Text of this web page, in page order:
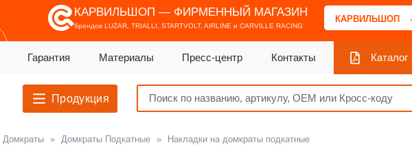
КАРВИЛЬШОП — ФИРМЕННЫЙ МАГАЗИН
брендов LUZAR, TRIALLI, STARTVOLT, AIRLINE и CARVILLE RACING
КАРВИЛЬШОП
Гарантия Материалы Пресс-центр Контакты Каталог
Продукция
Домкраты » Домкраты Подкатные » Накладки на домкраты подкатные